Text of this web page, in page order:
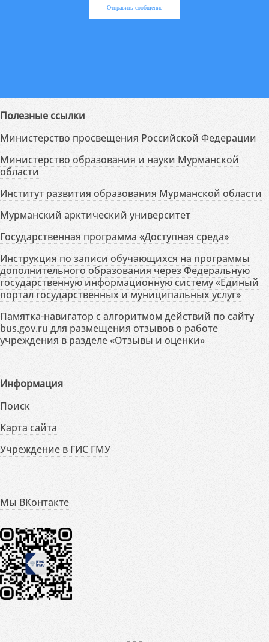
Отправить сообщение
Полезные ссылки
Министерство просвещения Российской Федерации
Министерство образования и науки Мурманской
области
Институт развития образования Мурманской области
Мурманский арктический университет
Государственная программа «Доступная среда»
Инструкция по записи обучающихся на программы
дополнительного образования через Федеральную
государственную информационную систему «Единый
портал государственных и муниципальных услуг»
Памятка-навигатор с алгоритмом действий по сайту
bus.gov.ru для размещения отзывов о работе
учреждения в разделе «Отзывы и оценки»
Информация
Поиск
Карта сайта
Учреждение в ГИС ГМУ
Мы ВКонтакте